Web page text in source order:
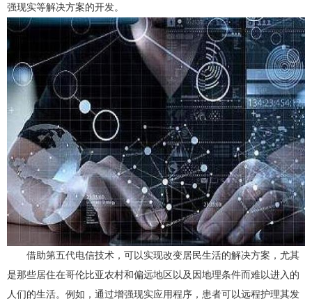
弹性公网IP
负载均衡
虚拟专网VPN
CDN（敬请期待）
访问控制（敬请期待）
强现实等解决方案的开发。
借助第五代电信技术，可以实现改变居民生活的解决方案，尤其
是那些居住在哥伦比亚农村和偏远地区以及因地理条件而难以进入的
人们的生活。例如，通过增强现实应用程序，患者可以远程护理其发